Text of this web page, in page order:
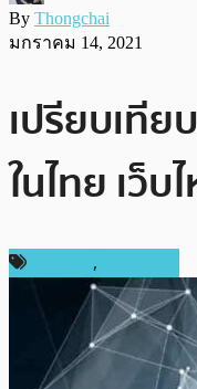
By Thongchai
มกราคม 14, 2021
เปรียบเทีย
ในไทย เว็บ
,